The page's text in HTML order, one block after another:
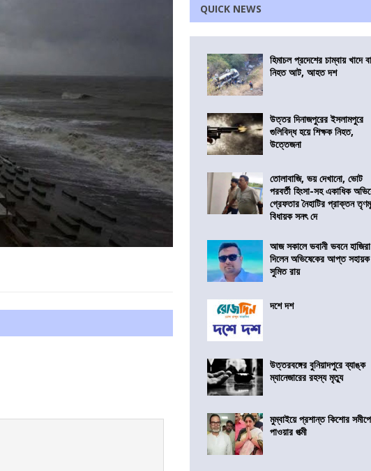
QUICK NEWS
হিমাচল প্রদেশের চাম্বায় খাদে
নিহত আট, আহত দশ
উত্তর দিনাজপুরের ইসলামপুরে
গুলিবিদ্ধ হয়ে শিক্ষক নিহত,
উত্তেজনা
তোলাবাজি, ভয় দেখানো, ভোট
পরবর্তী হিংসা-সহ একাধিক
গ্রেফতার নৈহাটির প্রাক্তন
বিধায়ক সনৎ দে
আজ সকালে ভবানী ভবনে হাজিরা
দিলেন অভিষেকের আপ্ত সহায়ক
সুমিত রায়
দশে দশ
উত্তরবঙ্গের বুনিয়াদপুরে ব্যাঙ্ক
ম্যানেজারের রহস্য মৃত্যু
মুম্বাইয়ে প্রশান্ত কিশোর সমীপে
পাওয়ার পত্মী